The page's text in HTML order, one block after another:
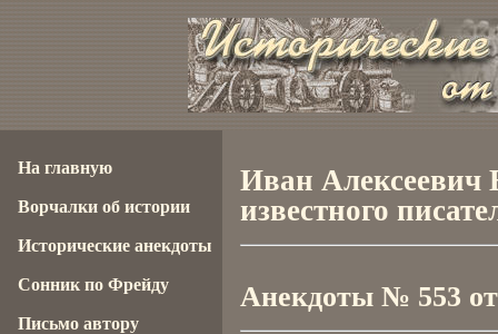
Иван Алексеевич
известного
Анекдоты № 553 от
На главную
Ворчалки об истории
Исторические анекдоты
Сонник по Фрейду
Письмо автору